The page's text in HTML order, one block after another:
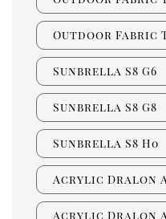
Outdoor Fabric
Sunbrella S8 G6
Sunbrella S8 G8
Sunbrella S8 H0
Acrylic Dralon
Acrylic Dralon